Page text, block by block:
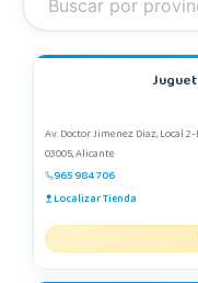
Av. Doctor Jimenez Diaz, Local
03005, Alicante
965 984 706
Localizar Tienda